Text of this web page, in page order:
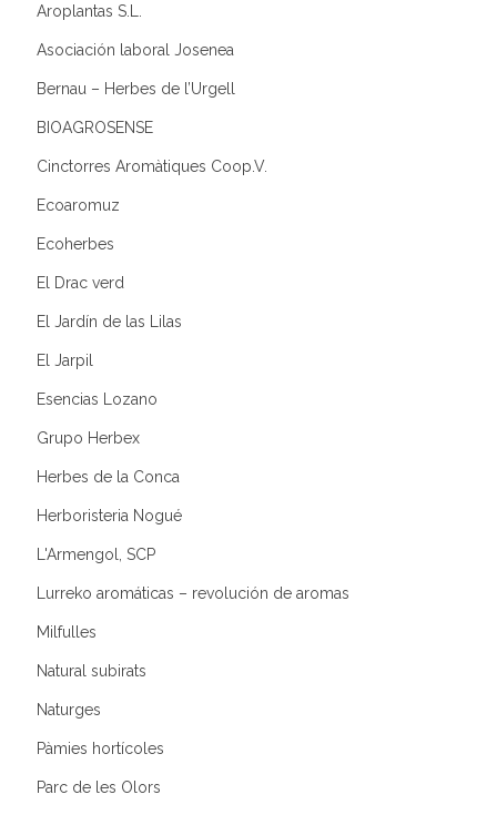
Aroplantas S.L.
Asociación laboral Josenea
Bernau – Herbes de l’Urgell
BIOAGROSENSE
Cinctorres Aromàtiques Coop.V.
Ecoaromuz
Ecoherbes
El Drac verd
El Jardín de las Lilas
El Jarpil
Esencias Lozano
Grupo Herbex
Herbes de la Conca
Herboristeria Nogué
L'Armengol, SCP
Lurreko aromáticas – revolución de aromas
Milfulles
Natural subirats
Naturges
Pàmies hortícoles
Parc de les Olors